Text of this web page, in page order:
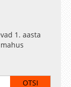
1. aasta